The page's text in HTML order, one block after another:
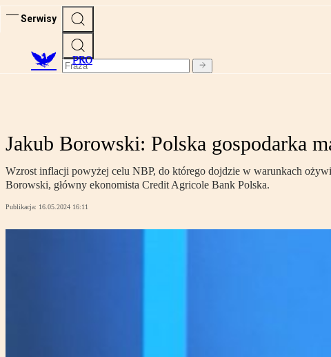
Serwisy
PRO
Jakub Borowski: Polska gospodarka
Wzrost inflacji powyżej celu NBP, do którego dojdzie w warunkach
Borowski, główny ekonomista Credit Agricole Bank Polska.
Publikacja: 16.05.2024 16:11